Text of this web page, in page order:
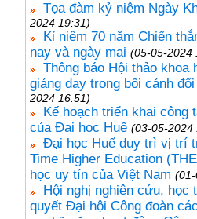
Tọa đàm kỷ niệm Ngày
2024 19:31)
Kỉ niệm 70 năm Chiến
nay và ngày mai (05-05-2024
Thông báo Hội thảo
giảng dạy trong bối cảnh
2024 16:51)
Kế hoạch triển khai công
của Đại học Huế (03-05-2024
Đại học Huế duy trì vị trí
Time Higher Education
học uy tín của Việt Nam
Hội nghị nghiên cứu,
quyết Đại hội Công đoàn